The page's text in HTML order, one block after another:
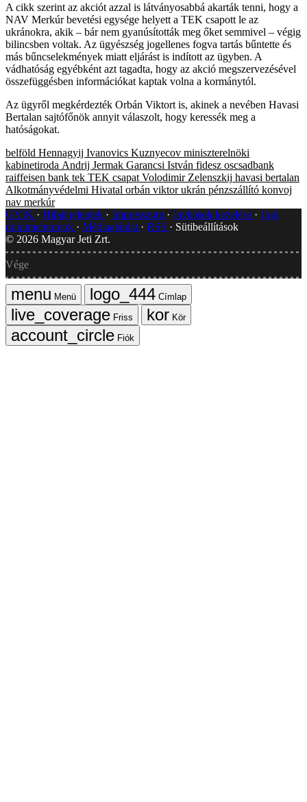
A cikk szerint az akciót azzal is látványosabbá akarták tenni, hogy a
NAV Merkúr bevetési egysége helyett a TEK csapott le az
ukránokra, akik – bár nem gyanúsították meg őket semmivel – végig
bilincsben voltak. Az ügyészség jogellenes fogva tartás bűntette és
más bűncselekmények miatt eljárást is indított az ügyben. A
vádhatóság egyébként azt tagadta, hogy az akció megszervezésével
összefüggésben információkat kaptak volna a kormánytól.
Az ügyről megkérdezték Orbán Viktort is, akinek a nevében Havasi
Bertalan sajtófőnök annyit válaszolt, hogy keressék meg a
hatóságokat.
belföld Hennagyij Ivanovics Kuznyecov miniszterelnöki
kabinetiroda Andrij Jermak Garancsi István fidesz oscsadbank
raiffeisen bank tek TEK csapat Volodimir Zelenszkij havasi bertalan
Alkotmányvédelmi Hivatal orbán viktor ukrán pénzszállító konvoj
nav merkúr
GYIK
Hibát jelentek Impresszum Javítások kezelése
Jogi
dokumentumok
Médiaajánlat RSS
Sütibeállítások
© 2026 Magyar Jeti Zrt.
Vége
Menü
Címlap
Friss
Kör
Fiók